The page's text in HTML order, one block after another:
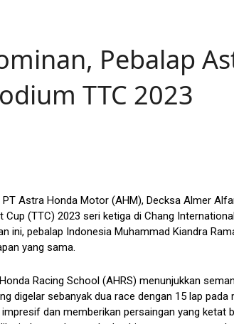
Pebalap
TTC 2023
PT Astra Honda Motor (AHM), Decksa Almer
Cup (TTC) 2023 seri ketiga di Chang
ini, pebalap Indonesia Muhammad Kiandra
yang sama.
Racing School (AHRS) menunjukkan
digelar sebanyak dua race dengan 15 lap
dan memberikan persaingan yang ketat